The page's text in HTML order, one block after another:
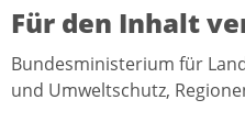
Für den Inhalt
Bundesministerium für
und Umweltschutz,